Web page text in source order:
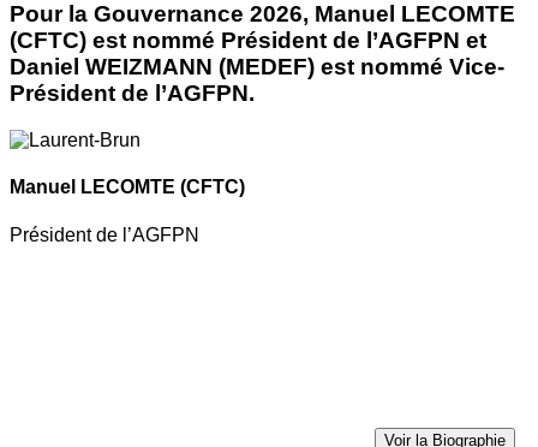
Pour la Gouvernance 2026, Manuel LECOMTE
(CFTC) est nommé Président de l’AGFPN et
Daniel WEIZMANN (MEDEF) est nommé Vice-
Président de l’AGFPN.
Manuel LECOMTE (CFTC)
Président de l’AGFPN
Voir la Biographie